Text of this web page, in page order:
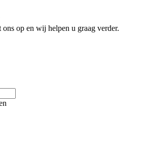
ons op en wij helpen u graag verder.